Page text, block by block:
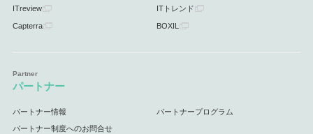
ITreview ITトレンド
Capterra BOXIL
パートナー
パートナー情報 パートナープログラム
パートナー制度へのお問合せ